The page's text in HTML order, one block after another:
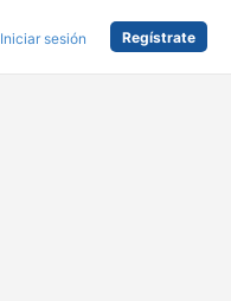
Iniciar sesión Regístrate